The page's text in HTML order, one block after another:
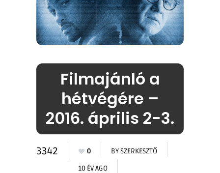
Filmajánló a
hétvégére –
2016. április 2-3.
3342 0 BYSZERKESZTŐ
10 ÉV AGO